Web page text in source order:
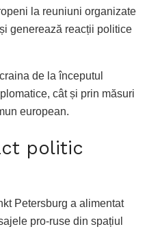
la reuniuni organizate
generează reacții politice
de la începutul
cât și prin măsuri
european.
politic
Petersburg a alimentat
pro-ruse din spațiul